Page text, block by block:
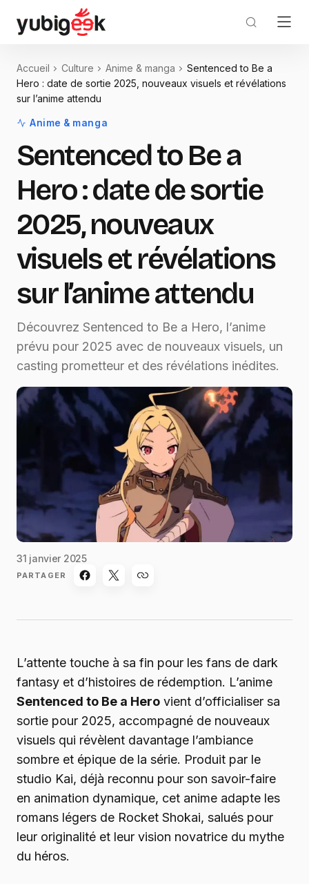
Accueil Culture Anime & manga
Sentenced to Be a
Hero : date de sortie 2025, nouveaux visuels et révélations
sur l’anime attendu
Anime & manga
Sentenced to Be a
Hero : date de sortie
2025, nouveaux
visuels et révélations
sur l’anime attendu
Découvrez Sentenced to Be a Hero, l’anime
prévu pour 2025 avec de nouveaux visuels, un
casting prometteur et des révélations inédites.
31 janvier 2025
PARTAGER
L’attente touche à sa fin pour les fans de dark
fantasy et d’histoires de rédemption. L’anime
Sentenced to Be a Hero vient d’officialiser sa
sortie pour 2025, accompagné de nouveaux
visuels qui révèlent davantage l’ambiance
sombre et épique de la série. Produit par le
studio Kai, déjà reconnu pour son savoir-faire
en animation dynamique, cet anime adapte les
romans légers de Rocket Shokai, salués pour
leur originalité et leur vision novatrice du mythe
du héros.